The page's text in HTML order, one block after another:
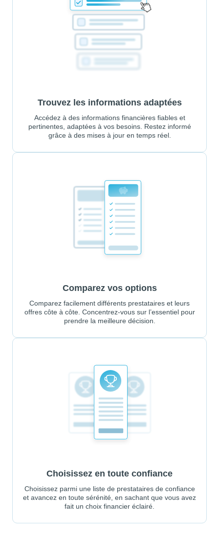
Trouvez les informations adaptées
Accédez à des informations financières fiables et
pertinentes, adaptées à vos besoins. Restez informé
grâce à des mises à jour en temps réel.
Comparez vos options
Comparez facilement différents prestataires et leurs
offres côte à côte. Concentrez-vous sur l’essentiel pour
prendre la meilleure décision.
Choisissez en toute confiance
Choisissez parmi une liste de prestataires de confiance
et avancez en toute sérénité, en sachant que vous avez
fait un choix financier éclairé.